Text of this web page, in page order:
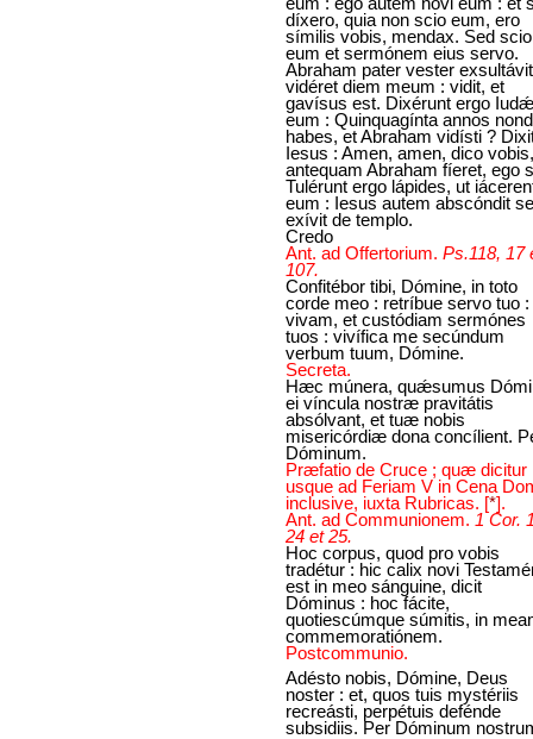
díxero, quia non scio eum, ero
símilis vobis, mendax. Sed scio
eum et sermónem eius servo.
Abraham pater vester
vidéret diem meum : vidit, et
gavísus est. Dixérunt ergo
eum : Quinquagínta annos
habes, et Abraham vidísti ?
Iesus : Amen, amen, dico vobis,
antequam Abraham fíeret, ego
Tulérunt ergo lápides, ut
eum : Iesus autem abscóndit
exívit de templo.
Credo
Ant. ad Offertorium. Ps.118, 17
107.
Confitébor tibi, Dómine, in toto
corde meo : retríbue servo tuo :
vivam, et custódiam sermónes
tuos : vivífica me secúndum
verbum tuum, Dómine.
Secreta.
Hæc múnera, quǽsumus
ei víncula nostræ pravitátis
absólvant, et tuæ nobis
misericórdiæ dona concílient.
Dóminum.
Præfatio de Cruce ; quæ dicitur
usque ad Feriam V in Cena
inclusive, iuxta Rubricas. [*].
Ant. ad Communionem. 1 Cor.
24 et 25.
Hoc corpus, quod pro vobis
tradétur : hic calix novi
est in meo sánguine, dicit
Dóminus : hoc fácite,
quotiescúmque súmitis, in
commemoratiónem.
Postcommunio.
Adésto nobis, Dómine, Deus
noster : et, quos tuis mystériis
recreásti, perpétuis defénde
subsidiis. Per Dóminum